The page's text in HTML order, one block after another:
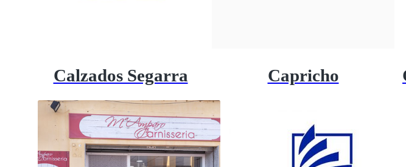
Calzados Segarra Capricho